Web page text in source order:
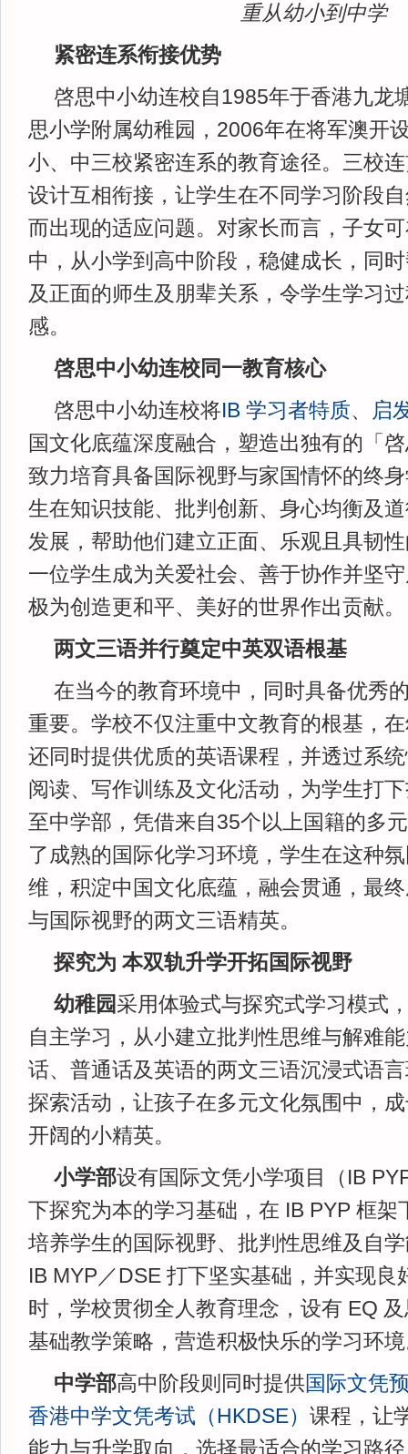
重从幼小到中学
紧密连系衔接优势
啓思中小幼连校自1985年于香港九龙
思小学附属幼稚园，2006年在将军澳开
小、中三校紧密连系的教育途径。三校
设计互相衔接，让学生在不同学习阶段
而出现的适应问题。对家长而言，子女
中，从小学到高中阶段，稳健成长，同
及正面的师生及朋辈关系，令学生学习
感。
啓思中小幼连校同一教育核心
啓思中小幼连校将IB 学习者特质、
启
国文化底蕴深度融合，塑造出独有的「
致力培育具备国际视野与家国情怀的终
生在知识技能、批判创新、身心均衡及
发展，帮助他们建立正面、乐观且具韧
一位学生成为关爱社会、善于协作并坚
极为创造更和平、美好的世界作出贡献。
两文三语并行奠定中英双语根基
在当今的教育环境中，同时具备优秀
重要。学校不仅注重中文教育的根基，
还同时提供优质的英语课程，并透过系
阅读、写作训练及文化活动，为学生打
至中学部，凭借来自35个以上国籍的多
了成熟的国际化学习环境，学生在这种
维，积淀中国文化底蕴，融会贯通，最
与国际视野的两文三语精英。
探究为 本双轨升学开拓国际视野
幼稚园采用体验式与探究式学习模式
自主学习，从小建立批判性思维与解难
话、普通话及英语的两文三语沉浸式语
探索活动，让孩子在多元文化氛围中，
开阔的小精英。
小学部设有国际文凭小学项目（IB
下探究为本的学习基础，在 IB PYP 框架
培养学生的国际视野、批判性思维及自
IB MYP／DSE 打下坚实基础，并实现良
时，学校贯彻全人教育理念，设有 EQ
基础教学策略，营造积极快乐的学习环
中学部高中阶段则同时提供国际文凭
香港中学文凭考试（HKDSE） 课程，让
能力与升学取向，选择最适合的学习路